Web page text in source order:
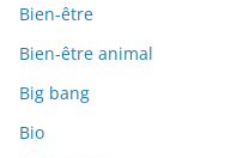
Bien-être
Bien-être animal
Big bang
Bio